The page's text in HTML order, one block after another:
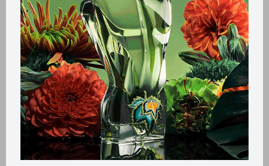
Métodos y costos de envío
Retiros gratuitos en tiendas
Productos que te pueden interesar